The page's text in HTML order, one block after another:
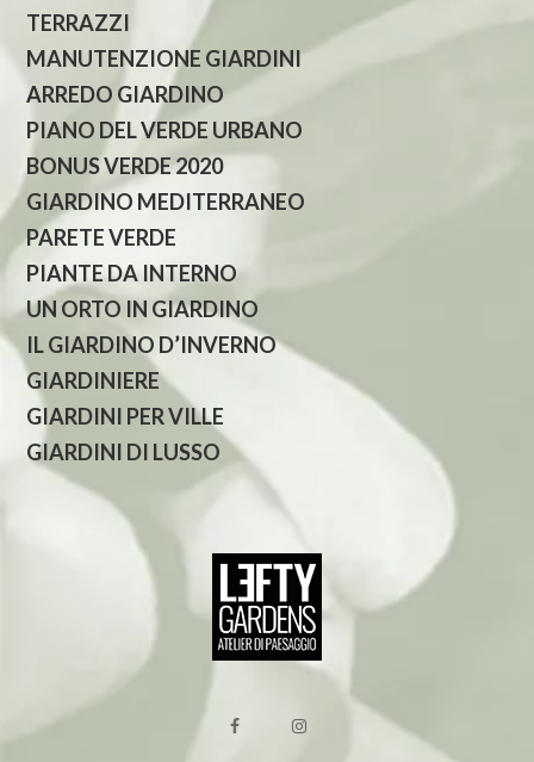
TERRAZZI
MANUTENZIONE GIARDINI
ARREDO GIARDINO
PIANO DEL VERDE URBANO
BONUS VERDE 2020
GIARDINO MEDITERRANEO
PARETE VERDE
PIANTE DA INTERNO
UN ORTO IN GIARDINO
IL GIARDINO D’INVERNO
GIARDINIERE
GIARDINI PER VILLE
GIARDINI DI LUSSO